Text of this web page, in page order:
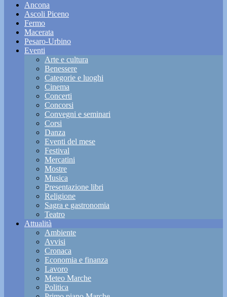
Ancona
Ascoli Piceno
Fermo
Macerata
Pesaro-Urbino
Eventi
Arte e cultura
Benessere
Categorie e luoghi
Cinema
Concerti
Concorsi
Convegni e seminari
Corsi
Danza
Eventi del mese
Festival
Mercatini
Mostre
Musica
Presentazione libri
Religione
Sagra e gastronomia
Teatro
Attualità
Ambiente
Avvisi
Cronaca
Economia e finanza
Lavoro
Meteo Marche
Politica